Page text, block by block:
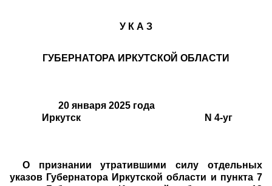
У К А З
ГУБЕРНАТОРА ИРКУТСКОЙ ОБЛАСТИ
20 января 2025 года
Иркутск N 4-уг
О признании утратившими силу отдельных
указов Губернатора Иркутской области и пункта 7